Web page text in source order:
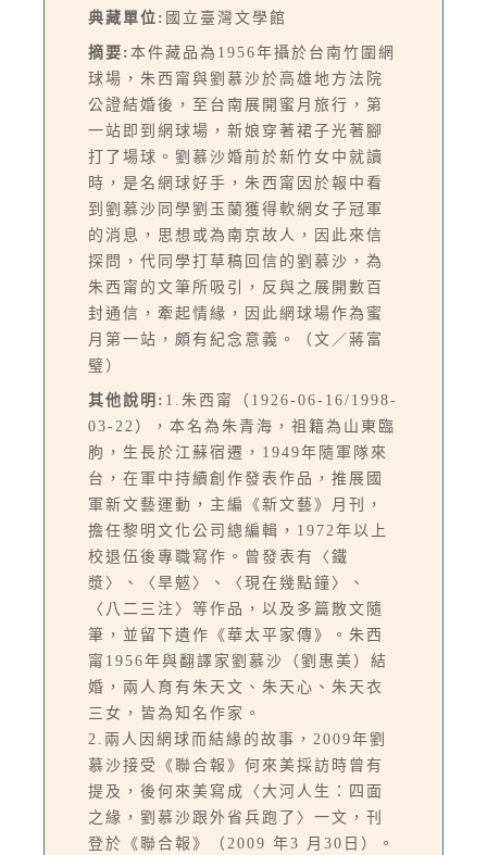
典藏單位: 國立臺灣文學館
摘要: 本件藏品為1956年攝於台南竹圍網
球場，朱西甯與劉慕沙於高雄地方法院
公證結婚後，至台南展開蜜月旅行，第
一站即到網球場，新娘穿著裙子光著腳
打了場球。劉慕沙婚前於新竹女中就讀
時，是名網球好手，朱西甯因於報中看
到劉慕沙同學劉玉蘭獲得軟網女子冠軍
的消息，思想或為南京故人，因此來信
探問，代同學打草稿回信的劉慕沙，為
朱西甯的文筆所吸引，反與之展開數百
封通信，牽起情緣，因此網球場作為蜜
月第一站，頗有紀念意義。（文／蔣富
璧）
其他說明: 1.朱西甯（1926-06-16/1998-
03-22），本名為朱青海，祖籍為山東臨
朐，生長於江蘇宿遷，1949年隨軍隊來
台，在軍中持續創作發表作品，推展國
軍新文藝運動，主編《新文藝》月刊，
擔任黎明文化公司總編輯，1972年以上
校退伍後專職寫作。曾發表有〈鐵
漿〉、〈旱魃〉、〈現在幾點鐘〉、
〈八二三注〉等作品，以及多篇散文隨
筆，並留下遺作《華太平家傳》。朱西
甯1956年與翻譯家劉慕沙（劉惠美）結
婚，兩人育有朱天文、朱天心、朱天衣
三女，皆為知名作家。
2.兩人因網球而結緣的故事，2009年劉
慕沙接受《聯合報》何來美採訪時曾有
提及，後何來美寫成〈大河人生：四面
之緣，劉慕沙跟外省兵跑了〉一文，刊
登於《聯合報》（2009 年3 月30日）。